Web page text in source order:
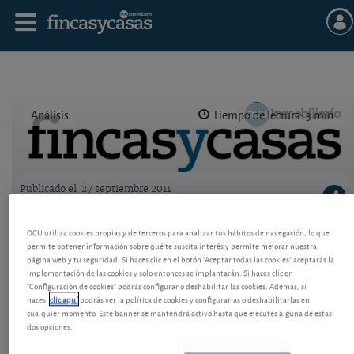
Análisis Tiempo de lectura: 3 min.
Publicado el 27 septiembre 2011
Reformas sin sorpresas en casa
Nueva ventaja para socios de OCU en el ámbito de
las reformas, reparaciones y otros trabajos
relacionados con los inmuebles.
OCU utiliza cookies propias y de terceros para analizar tus hábitos de navegación, lo que
permite obtener información sobre qué te suscita interés y permite mejorar nuestra
página web y tu seguridad. Si haces clic en el botón "Aceptar todas las cookies" aceptarás la
implementación de las cookies y solo entonces se implantarán. Si haces clic en
"Configuración de cookies" podrás configurar o deshabilitar las cookies. Además, si
haces clic aquípodrás ver la política de cookies y configurarlas o deshabilitarlas en
cualquier momento. Este banner se mantendrá activo hasta que ejecutes alguna de estas
dos opciones.